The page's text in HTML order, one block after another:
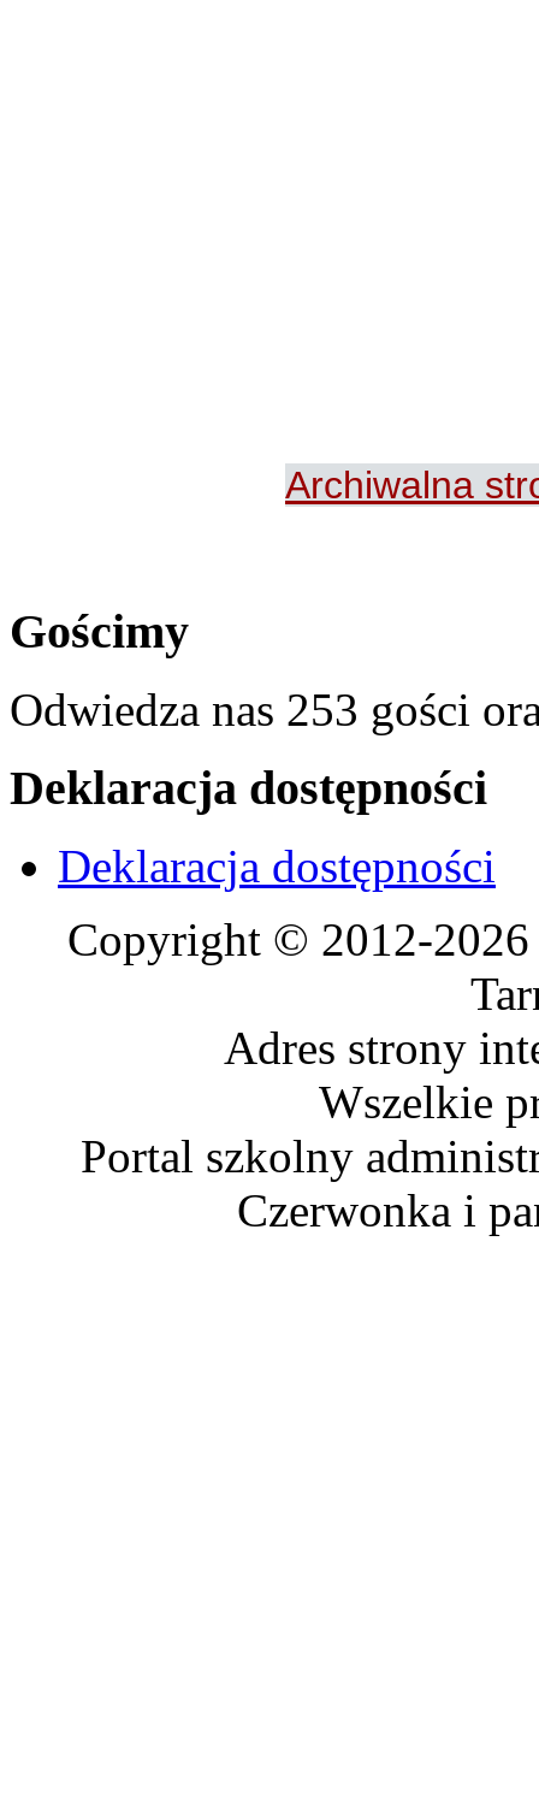
Archiwalna
Gościmy
Odwiedza nas 253 gości
Deklaracja dostępności
Deklaracja dostępności
Copyright © 2012-2026
Adres strony
Wszelkie
Portal szkolny
Czerwonka i